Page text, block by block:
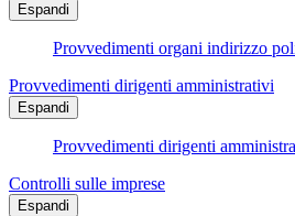
Espandi
Provvedimenti organi indirizzo
Provvedimenti dirigenti amministrativi
Espandi
Provvedimenti dirigenti
Controlli sulle imprese
Espandi